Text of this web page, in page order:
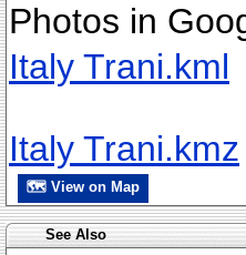
Photos in
Italy Trani.kml
Italy Trani.kmz
🗺 View on Map
See Also